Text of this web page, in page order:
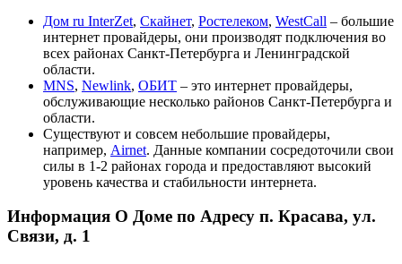
Дом ru InterZet, Скайнет, Ростелеком, WestCall – большие
интернет провайдеры, они производят подключения во
всех районах Санкт-Петербурга и Ленинградской
области.
MNS, Newlink, ОБИТ – это интернет провайдеры,
обслуживающие несколько районов Санкт-Петербурга и
области.
Существуют и совсем небольшие провайдеры,
например, Airnet. Данные компании сосредоточили свои
силы в 1-2 районах города и предоставляют высокий
уровень качества и стабильности интернета.
Информация О Доме по Адресу п. Красава, ул.
Связи, д. 1